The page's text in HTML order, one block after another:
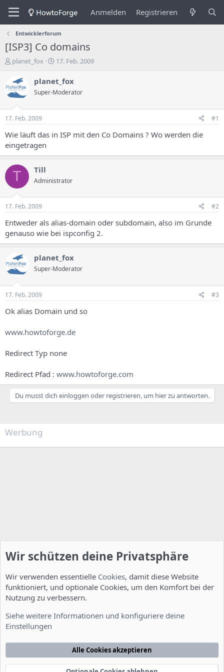
Anmelden Registrieren
Entwicklerforum
[ISP3] Co domains
E
t
e
l
e
r
e
T
e
m
a
planet_fox
E
s
e
n
t
m
17. Feb. 2009
planet_fox
Super-Moderator
17. Feb. 2009 #1
Wie läuft das in ISP mit den Co Domains ? Wo werden die
eingetragen
T Till
Administrator
17. Feb. 2009 #2
Entweder als alias-domain oder subdomain, also im Grunde
genauso wie bei ispconfig 2.
planet_fox
Super-Moderator
17. Feb. 2009 #3
Ok alias Domain und so
www.howtoforge.de
Redirect Typ none
Redirect Pfad : www.howtoforge.com
Du musst dich einloggen oder registrieren, um hier zu antworten.
Werbung
Nutzungsbedingungen Datenschutzerklärung
Startseite
Wir schützen deine Privatsphäre
Wir verwenden essentielle Cookies, damit diese Website
funktioniert, und optionale Cookies, um den Komfort bei der
Nutzung zu verbessern.
Siehe weitere Informationen und konfiguriere deine
Einstellungen
Alle Cookies akzeptieren